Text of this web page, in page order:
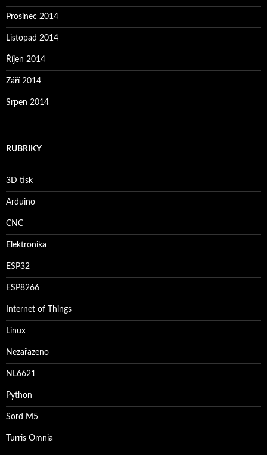
Prosinec 2014
Listopad 2014
Říjen 2014
Září 2014
Srpen 2014
RUBRIKY
3D tisk
Arduino
CNC
Elektronika
ESP32
ESP8266
Internet of Things
Linux
Nezařazeno
NL6621
Python
Sord M5
Turris Omnia